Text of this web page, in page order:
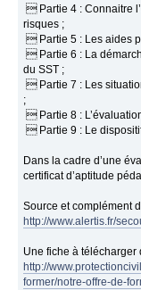
 Partie 4 : Connaitre
risques ;
 Partie 5 : Les aides
 Partie 6 : La
du SST ;
 Partie 7 : Les
;
 Partie 8 :
 Partie 9 : Le
Dans la cadre d’une
certificat d’aptitude
Source et complément
http://www.alertis.fr/
Une fiche à télécharger
http://
former/notre-offre-de-